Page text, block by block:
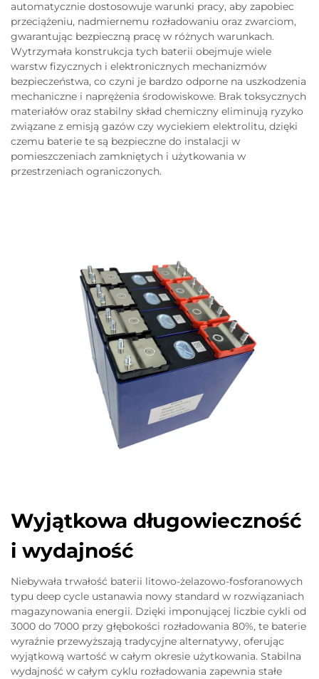
automatycznie dostosowuje warunki pracy, aby zapobiec
przeciążeniu, nadmiernemu rozładowaniu oraz zwarciom,
gwarantując bezpieczną pracę w różnych warunkach.
Wytrzymała konstrukcja tych baterii obejmuje wiele
warstw fizycznych i elektronicznych mechanizmów
bezpieczeństwa, co czyni je bardzo odporne na uszkodzenia
mechaniczne i naprężenia środowiskowe. Brak toksycznych
materiałów oraz stabilny skład chemiczny eliminują ryzyko
związane z emisją gazów czy wyciekiem elektrolitu, dzięki
czemu baterie te są bezpieczne do instalacji w
pomieszczeniach zamkniętych i użytkowania w
przestrzeniach ograniczonych.
Wyjątkowa długowieczność
i wydajność
Niebywała trwałość baterii litowo-żelazowo-fosforanowych
typu deep cycle ustanawia nowy standard w rozwiązaniach
magazynowania energii. Dzięki imponującej liczbie cykli od
3000 do 7000 przy głębokości rozładowania 80%, te baterie
wyraźnie przewyższają tradycyjne alternatywy, oferując
wyjątkową wartość w całym okresie użytkowania. Stabilna
wydajność w całym cyklu rozładowania zapewnia stałe